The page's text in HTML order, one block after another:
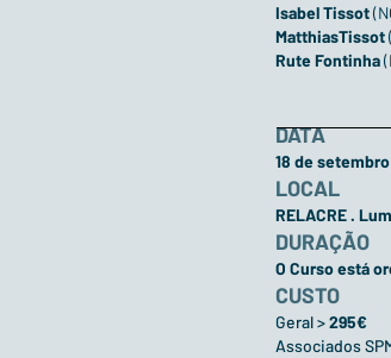
Isabel Tissot
MatthiasTissot
Rute Fontinha
DATA
18 de
LOCAL
RELACRE .
DURAÇÃO
O Curso está
CUSTO
Geral >295€
Associados